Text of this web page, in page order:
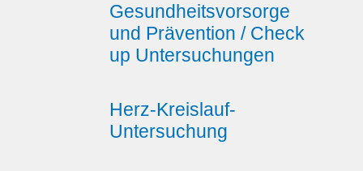
Gesundheitsvorsorge
und Prävention / Check
up Untersuchungen
Herz-Kreislauf-
Untersuchung